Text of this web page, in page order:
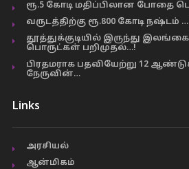
ரூ.5 கோடி மதிப்பிலான போதை
வருடத்திற்கு ரூ.800 கோடி நஷ்டம்
தூத்துக்குடியில் இருந்து
பொருட்கள் பறிமுதல்…!
பிரதமராக பதவியேற்று 12
நேருவின்…
Links
அரசியல்
ஆன்மிகம்